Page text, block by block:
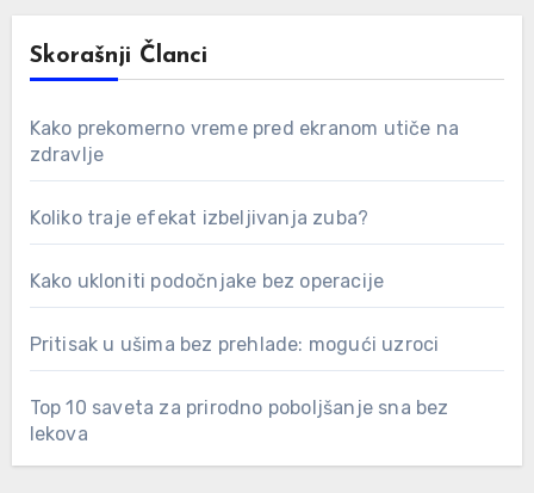
Skorašnji Članci
Kako prekomerno vreme pred ekranom utiče na
zdravlje
Koliko traje efekat izbeljivanja zuba?
Kako ukloniti podočnjake bez operacije
Pritisak u ušima bez prehlade: mogući uzroci
Top 10 saveta za prirodno poboljšanje sna bez
lekova